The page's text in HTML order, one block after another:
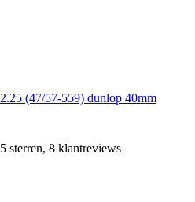
(47/57-559) dunlop 40mm
sterren, 8 klantreviews